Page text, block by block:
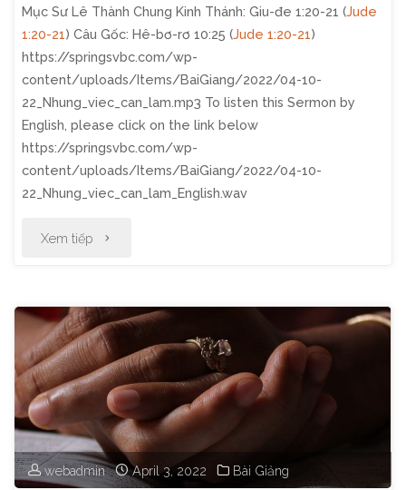
Tháng
4,
2022"
Mục Sư Lê Thành Chung Kinh Thánh: Giu-đe 1:20-21 (Jude
1:20-21) Câu Gốc: Hê-bơ-rơ 10:25 (Jude 1:20-21)
https://springsvbc.com/wp-
content/uploads/Items/BaiGiang/2022/04-10-
22_Nhung_viec_can_lam.mp3 To listen this Sermon by
English, please click on the link below
https://springsvbc.com/wp-
content/uploads/Items/BaiGiang/2022/04-10-
22_Nhung_viec_can_lam_English.wav
Xem tiếp "Thờ
Chúa
Nhật
Ngày
Tháng
webadmin April 3, 2022 Bài Giảng